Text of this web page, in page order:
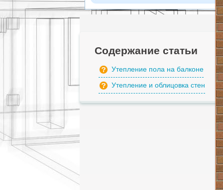
Содержание статьи
Утепление пола на балконе
Утепление и облицовка стен